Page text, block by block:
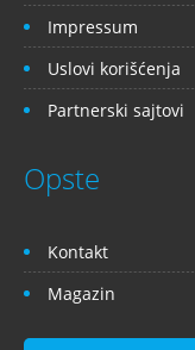
Impressum
Uslovi korišćenja
Partnerski sajtovi
Opste
Kontakt
Magazin